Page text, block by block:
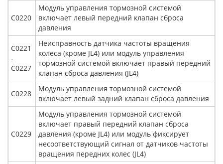
С0220
Модуль управления тормозной системой
включает левый передний клапан сброса
давления
С0221
-
С0227
Неисправность датчика частоты вращения
колеса (кроме JL4) или модуль управления
тормозной системой включает правый передний
клапан сброса давления (JL4)
С0228
Модуль управления тормозной системой
включает левый задний клапан сброса давления
С0229
Модуль управления тормозной системой
включает правый передний клапан сброса
давления (кроме JL4) или модуль фиксирует
несоответствующий сигнал от датчиков частоты
вращения передних колес (JL4)